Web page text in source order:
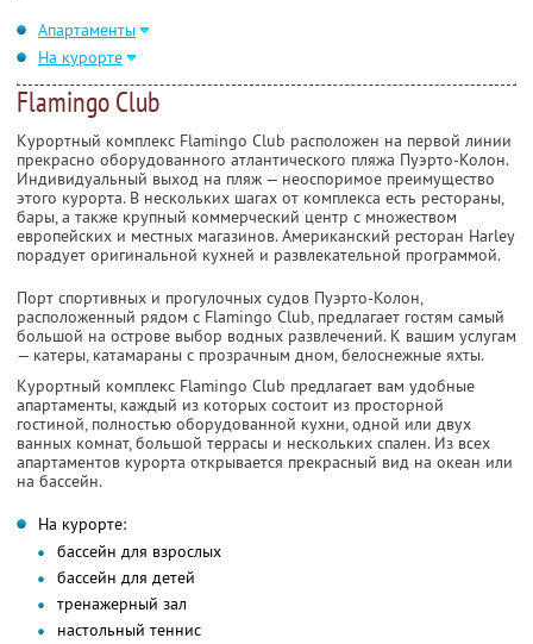
Апартаменты
На курорте
Flamingo Club
Курортный комплекс Flamingo Club расположен на первой линии
прекрасно оборудованного атлантического пляжа Пуэрто-Колон.
Индивидуальный выход на пляж — неоспоримое преимущество
этого курорта. В нескольких шагах от комплекса есть рестораны,
бары, а также крупный коммерческий центр с множеством
европейских и местных магазинов. Американский ресторан Harley
порадует оригинальной кухней и развлекательной программой.
Порт спортивных и прогулочных судов Пуэрто-Колон,
расположенный рядом с Flamingo Club, предлагает гостям самый
большой на острове выбор водных развлечений. К вашим услугам
— катеры, катамараны с прозрачным дном, белоснежные яхты.
Курортный комплекс Flamingo Club предлагает вам удобные
апартаменты, каждый из которых состоит из просторной
гостиной, полностью оборудованной кухни, одной или двух
ванных комнат, большой террасы и нескольких спален. Из всех
апартаментов курорта открывается прекрасный вид на океан или
на бассейн.
На курорте:
бассейн для взрослых
бассейн для детей
тренажерный зал
настольный теннис